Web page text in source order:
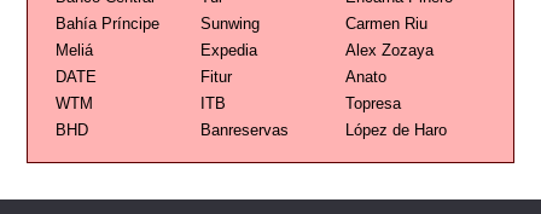
Bahía Príncipe
Sunwing
Carmen Riu
Meliá
Expedia
Alex Zozaya
DATE
Fitur
Anato
WTM
ITB
Topresa
BHD
Banreservas López de Haro